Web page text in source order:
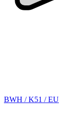
BWH / K51 / EU